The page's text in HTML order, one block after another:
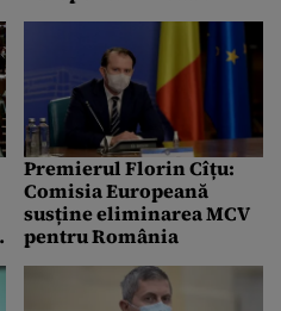
premise ca
monitorizarea României
în context MCV să se
finalizeze”
Premierul Florin Cîțu:
Comisia Europeană
susține eliminarea MCV
pentru România